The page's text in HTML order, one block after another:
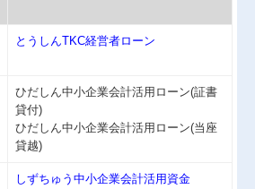
とうしんTKC経営者ローン
ひだしん中小企業会計活用ローン(証書
貸付)
ひだしん中小企業会計活用ローン(当座
貸越)
しずちゅう中小企業会計活用資金